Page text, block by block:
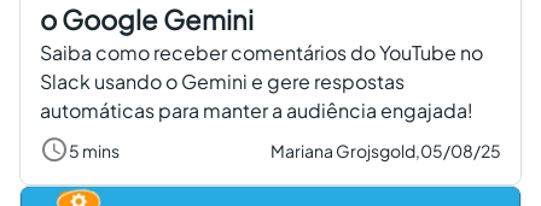
o Google Gemini
Saiba como receber comentários do YouTube no
Slack usando o Gemini e gere respostas
automáticas para manter a audiência engajada!
5 mins Mariana Grojsgold,05/08/25